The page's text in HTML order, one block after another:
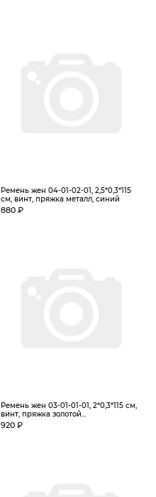
Ремень жен 04-01-02-01, 2,5*0,3*115
см, винт, пряжка металл, синий
880 ₽
Ремень жен 03-01-01-01, 2*0,3*115 см,
винт, пряжка золотой...
920 ₽